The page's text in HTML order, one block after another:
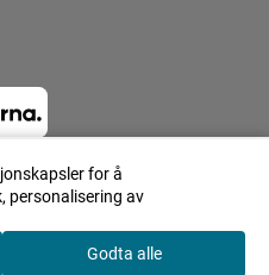
for å
personalisering av
Godta alle
by Mystore.no